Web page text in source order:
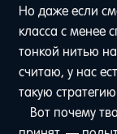
Но даже если
класса с менее
тонкой нитью
считаю, у нас
такую
Вот почему